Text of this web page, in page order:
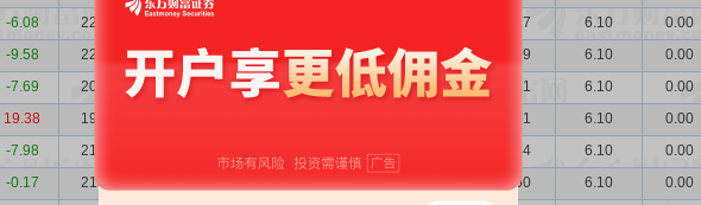
-6.08 22503 22368 62.17 6.10 0.00
-9.58 22368 20715 1653 7.98 29.59 2.73 66.19 6.10 0.00
-7.69 20715 19321 1394 7.21 35.34 2.95 73.21 6.10 0.00
19.38 19321 79.31 6.10 0.00
-7.98 21658 30.68 66.44 6.10 0.00
-0.17 21561 26355 -4794 -18.19 33.67 2.83 72.60 6.10 0.00